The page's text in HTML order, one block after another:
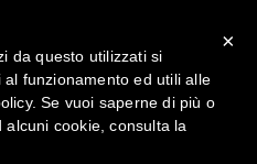
×
da questo utilizzati si
funzionamento ed utili alle
Se vuoi saperne di più o
cookie, consulta la